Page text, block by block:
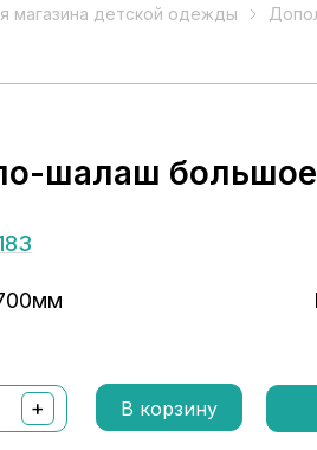
магазина детской одежды
шалаш
+ В корзину